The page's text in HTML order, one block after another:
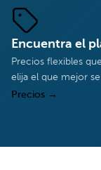
Encuentra el
Precios flexibles
elija el que mejor
Precios →